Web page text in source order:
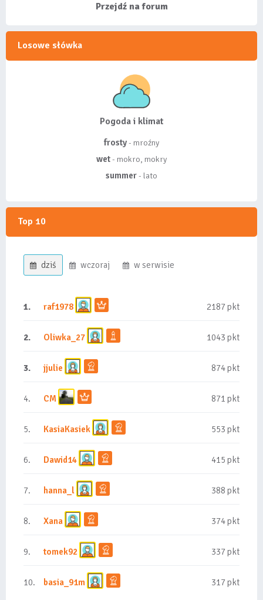
Przejdź na forum
Losowe słówka
Pogoda i klimat
frosty- mroźny
wet- mokro, mokry
summer- lato
Top 10
dziś wczoraj w serwisie
1. raf1978 2187 pkt
2. Oliwka_27 1043 pkt
3. jjulie 874 pkt
4. CM 871 pkt
5. KasiaKasiek 553 pkt
6. Dawid14 415 pkt
7. hanna_l 388 pkt
8. Xana 374 pkt
9. tomek92 337 pkt
10. basia_91m 317 pkt